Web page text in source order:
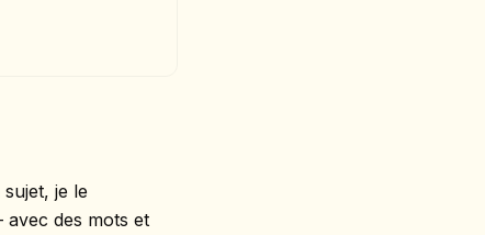
je le
des mots et